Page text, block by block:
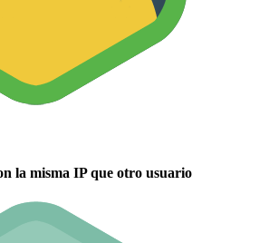
la misma IP que otro usuario